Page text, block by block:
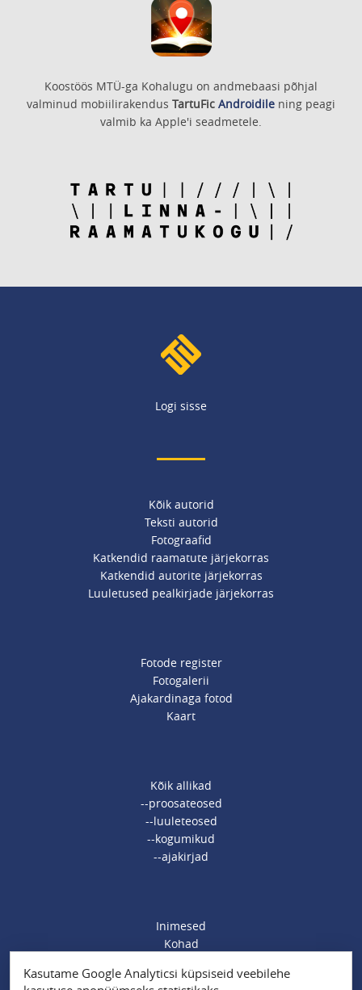
Koostöös MTÜ-ga Kohalugu on andmebaasi põhjal
valminud mobiilirakendus TartuFic Androidile ning peagi
valmib ka Apple'i seadmetele.
Logi sisse
Kõik autorid
Teksti autorid
Fotograafid
Katkendid raamatute järjekorras
Katkendid autorite järjekorras
Luuletused pealkirjade järjekorras
Fotode register
Fotogalerii
Ajakardinaga fotod
Kaart
Kõik allikad
--proosateosed
--luuleteosed
--kogumikud
--ajakirjad
Inimesed
Kohad
Organisatsioonid
Kasutame Google Analyticsi küpsiseid veebilehe